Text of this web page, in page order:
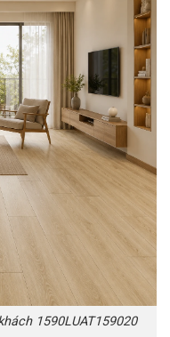
1590LUAT159020